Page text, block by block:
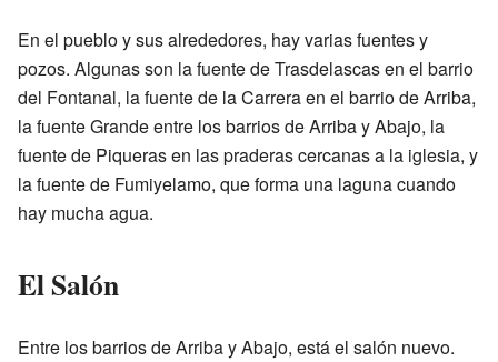
En el pueblo y sus alrededores, hay varias fuentes y
pozos. Algunas son la fuente de Trasdelascas en el barrio
del Fontanal, la fuente de la Carrera en el barrio de Arriba,
la fuente Grande entre los barrios de Arriba y Abajo, la
fuente de Piqueras en las praderas cercanas a la iglesia, y
la fuente de Fumiyelamo, que forma una laguna cuando
hay mucha agua.
El Salón
Entre los barrios de Arriba y Abajo, está el salón nuevo.